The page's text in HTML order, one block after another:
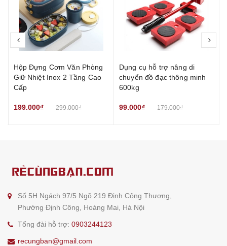
Hộp Đựng Cơm Văn Phòng
Giữ Nhiệt Inox 2 Tầng Cao
Cấp
199.000₫ 299.000₫
Dụng cụ hỗ trợ nâng di
chuyển đồ đạc thông minh
600kg
99.000₫ 179.000₫
prev
Số 5H Ngách 97/5 Ngõ 219 Định Công Thượng,
Phường Định Công, Hoàng Mai, Hà Nội
Tổng đài hỗ trợ: 0903244123
recungban@gmail.com